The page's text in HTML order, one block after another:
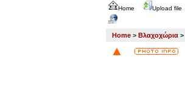
Home Upload file
Home > Βλαχοχώρια >